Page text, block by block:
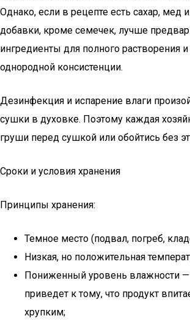
Однако, если в рецепте есть сахар, мед
добавки, кроме семечек, лучше
ингредиенты для полного растворения
однородной консистенции.
Дезинфекция и испарение влаги
сушки в духовке. Поэтому каждая
груши перед сушкой или обойтись без
Сроки и условия хранения
Принципы хранения:
Темное место (подвал, погреб,
Низкая, но положительная
Пониженный уровень влажности —
приведет к тому, что продукт
хрупким;